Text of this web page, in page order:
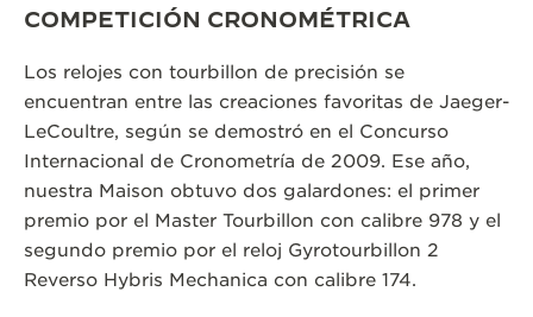
COMPETICIÓN CRONOMÉTRICA
Los relojes con tourbillon de precisión se
encuentran entre las creaciones favoritas de Jaeger-
LeCoultre, según se demostró en el Concurso
Internacional de Cronometría de 2009. Ese año,
nuestra Maison obtuvo dos galardones: el primer
premio por el Master Tourbillon con calibre 978 y el
segundo premio por el reloj Gyrotourbillon 2
Reverso Hybris Mechanica con calibre 174.